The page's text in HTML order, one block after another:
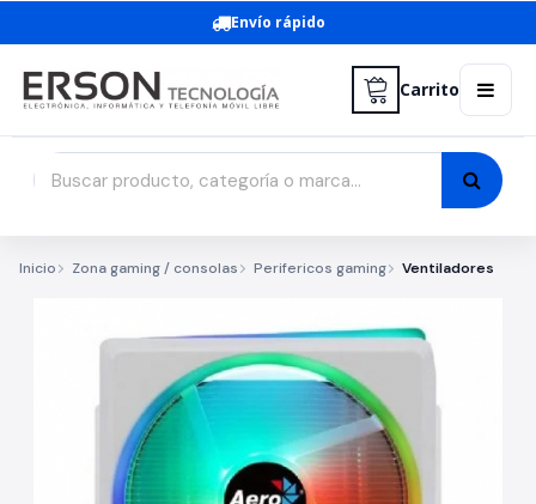
Envío rápido
Carrito
Inicio Zona gaming / consolas Perifericos gaming Ventiladores